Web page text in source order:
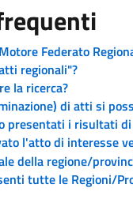
Federato
regionali"?
la ricerca?
di atti si
presentati i risultati
l'atto di interesse
della regione/
tutte le Regioni/